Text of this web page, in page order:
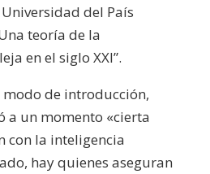
del País
teoría de la
en el siglo XXI”.
de introducción,
a un momento «cierta
con la inteligencia
hay quienes aseguran